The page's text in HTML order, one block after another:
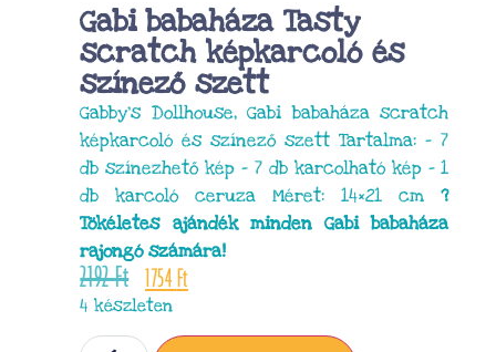
Gabi babaháza Tasty
scratch képkarcoló és
színező szett
Gabby’s Dollhouse, Gabi babaháza scratch
képkarcoló és színező szett Tartalma: – 7
db színezhető kép – 7 db karcolható kép – 1
db karcoló ceruza Méret: 14×21 cm?
Tökéletes ajándék minden Gabi babaháza
rajongó számára!
2192Ft 1754Ft
4 készleten